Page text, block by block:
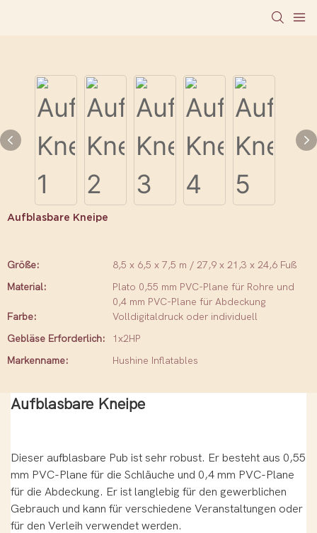
Aufblasbare Kneipe
Größe:
8,5 x 6,5 x 7,5 m / 27,9 x 21,3 x 24,6 Fuß
Material:
Plato 0,55 mm PVC-Plane für Rohre und
0,4 mm PVC-Plane für Abdeckung
Farbe:
Volldigitaldruck oder individuell
Gebläse Erforderlich:
1x2HP
Markenname:
Hushine Inflatables
Aufblasbare Kneipe
Dieser aufblasbare Pub ist sehr robust. Er besteht aus 0,55
mm PVC-Plane für die Schläuche und 0,4 mm PVC-Plane
für die Abdeckung. Er ist langlebig für den gewerblichen
Gebrauch und kann für verschiedene Veranstaltungen oder
für den Verleih verwendet werden.